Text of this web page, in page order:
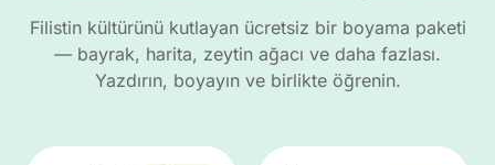
Filistin kültürünü kutlayan ücretsiz bir boyama paketi
— bayrak, harita, zeytin ağacı ve daha fazlası.
Yazdırın, boyayın ve birlikte öğrenin.